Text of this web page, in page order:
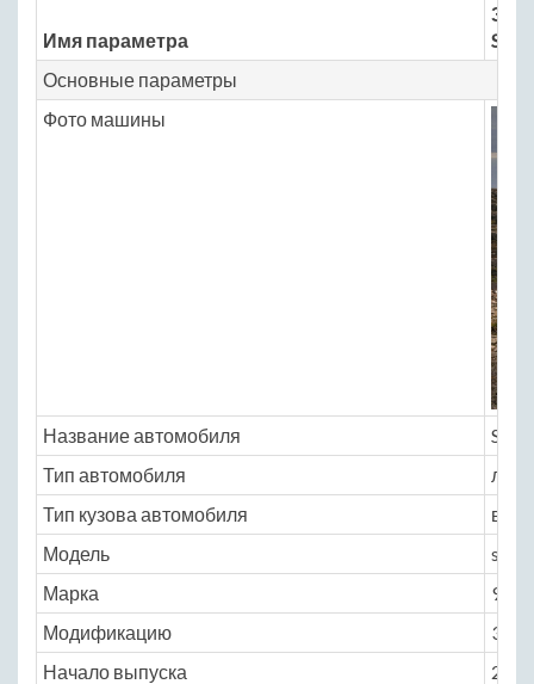
Имя параметра
Основные параметры
Фото машины
Название автомобиля
Тип автомобиля
Тип кузова автомобиля
Модель
saab
Марка
9_4x
Модификацию
3.0
Начало выпуска
2011